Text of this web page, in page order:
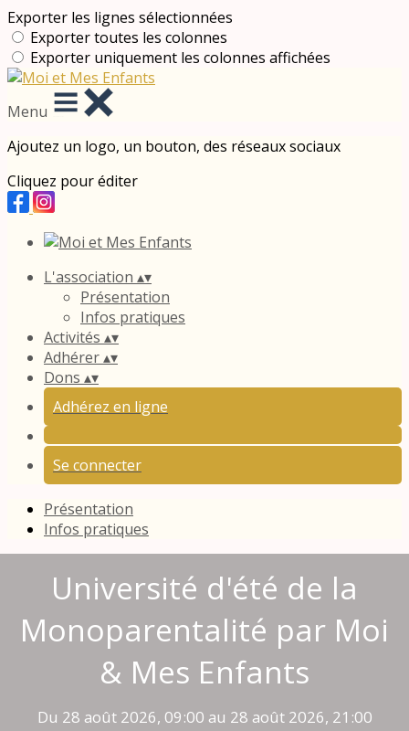
Exporter les lignes sélectionnées
Exporter toutes les colonnes
Exporter uniquement les colonnes affichées
Menu
Ajoutez un logo, un bouton, des réseaux sociaux
Cliquez pour éditer
L'association ▴▾
Présentation
Infos pratiques
Activités ▴▾
Adhérer▴▾
Dons ▴▾
Adhérez en ligne
Se connecter
Présentation
Infos pratiques
Université d'été de la
Monoparentalité par Moi
& Mes Enfants
Du 28 août 2026, 09:00 au 28 août 2026, 21:00